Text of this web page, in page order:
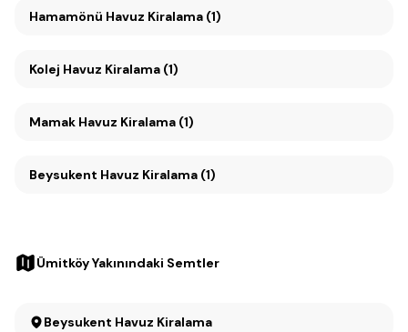
Hamamönü Havuz Kiralama (1)
Kolej Havuz Kiralama (1)
Mamak Havuz Kiralama (1)
Beysukent Havuz Kiralama (1)
Ümitköy Yakınındaki Semtler
Beysukent Havuz Kiralama